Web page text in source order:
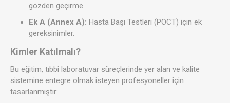
gözden geçirme.
Ek A (Annex A): Hasta Başı Testleri (POCT) için ek
gereksinimler.
Kimler Katılmalı?
Bu eğitim, tıbbi laboratuvar süreçlerinde yer alan ve kalite
sistemine entegre olmak isteyen profesyoneller için
tasarlanmıştır: